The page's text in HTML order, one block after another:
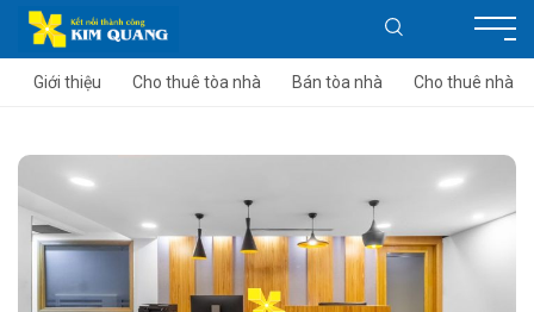
Giới thiệu Cho thuê tòa nhà Bán tòa nhà Cho thuê nhà